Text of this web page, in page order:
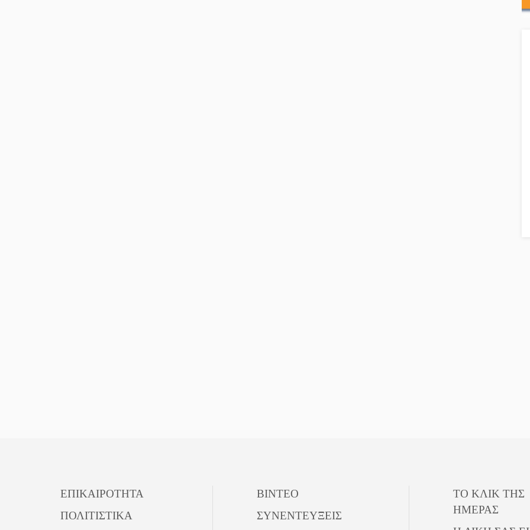
ΕΠΙΚΑΙΡΟΤΗΤΑ
ΠΟΛΙΤΙΣΤΙΚΑ
ΒΙΝΤΕΟ
ΣΥΝΕΝΤΕΥΞΕΙΣ
ΤΟ ΚΛΙΚ ΤΗΣ
ΗΜΕΡΑΣ